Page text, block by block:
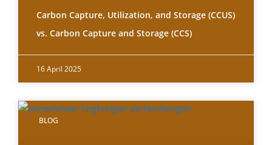
Carbon Capture, Utilization, and Storage (CCUS)
vs. Carbon Capture and Storage (CCS)
16 April 2025
BLOG